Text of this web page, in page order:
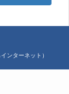
ンターネット ）